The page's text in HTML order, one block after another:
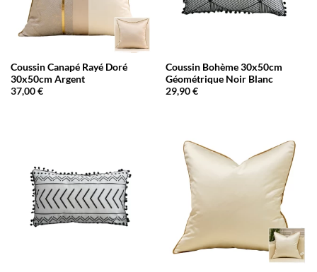
Coussin Canapé Rayé Doré
30x50cm Argent
37,00€
Coussin Bohème 30x50cm
Géométrique Noir Blanc
29,90€